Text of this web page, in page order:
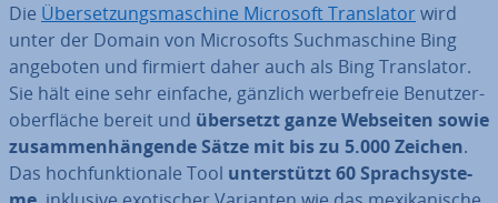
Die Über­set­zungs­ma­schi­ne Microsoft Trans­la­torwird
unter der Domain von Mi­cro­softs Such­ma­schi­ne Bing
angeboten und firmiert daher auch als Bing Trans­la­tor.
Sie hält eine sehr einfache, gänzlich wer­be­freie Be­nut­zer­
ober­flä­che bereit und übersetzt ganze Webseiten sowie
zu­sam­men­hän­gen­de Sätze mit bis zu 5.000 Zeichen.
Das hoch­funk­tio­na­le Tool un­ter­stützt 60 Sprach­sys­te­